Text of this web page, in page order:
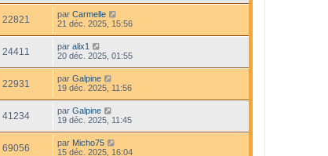
22821 par Carmelle
21 déc. 2025, 15:56
24411 par alix1
20 déc. 2025, 01:55
22931 par Galpine
19 déc. 2025, 11:56
41234 par Galpine
19 déc. 2025, 11:45
69056 par Micho75
15 déc. 2025, 16:04